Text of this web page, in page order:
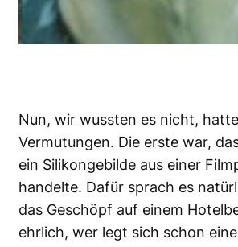
Nun, wir wussten es nicht,
Vermutungen. Die erste war,
ein Silikongebilde aus einer
handelte. Dafür sprach es
das Geschöpf auf einem
ehrlich, wer legt sich schon